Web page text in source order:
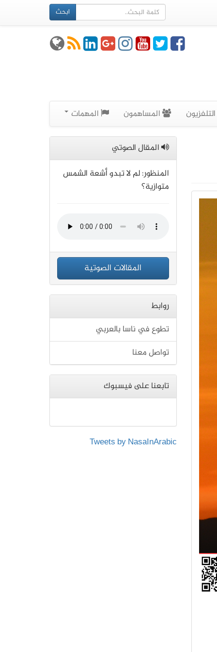
ابحث
التلفزيون المساهمون المهمات
المقال الصوتي
المنظور: لم لا تبدو أشعة الشمس
متوازية؟
المقالات الصوتية
روابط
تطوع في ناسا بالعربي
تواصل معنا
تابعنا على فيسبوك
Tweets by NasaInArabic